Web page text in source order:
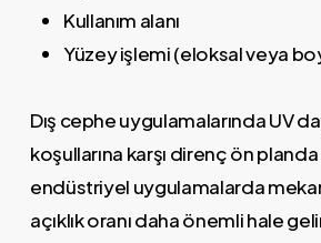
Kullanım alanı
Yüzey işlemi (eloksal veya
Dış cephe uygulamalarında UV
koşullarına karşı direnç ön
endüstriyel uygulamalarda
açıklık oranı daha önemli hale